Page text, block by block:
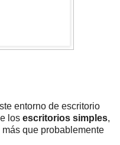
entorno de escritorio
los escritorios simples,
que probablemente